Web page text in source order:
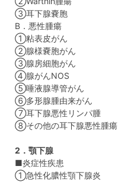
③耳下腺嚢胞
B．悪性腫瘍
①粘表皮がん
②腺様嚢胞がん
③腺房細胞がん
④腺がんNOS
⑤唾液腺導管がん
⑥多形腺腫由来がん
⑦耳下腺悪性リンパ腫
⑧その他の耳下腺悪性腫瘍
2．顎下腺
■炎症性疾患
①急性化膿性顎下腺炎